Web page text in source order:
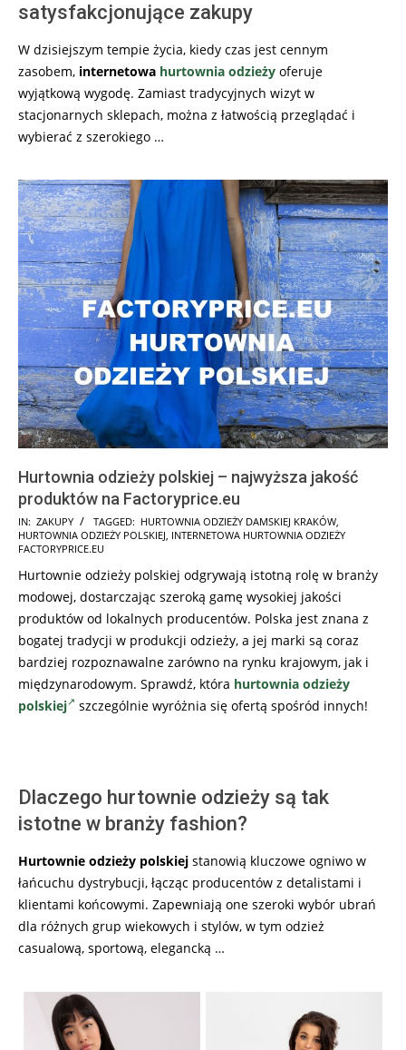
satysfakcjonujące zakupy
W dzisiejszym tempie życia, kiedy czas jest cennym
zasobem, internetowa hurtownia odzieży oferuje
wyjątkową wygodę. Zamiast tradycyjnych wizyt w
stacjonarnych sklepach, można z łatwością przeglądać i
wybierać z szerokiego …
Hurtownia odzieży polskiej – najwyższa jakość
produktów na Factoryprice.eu
2025-
08-
IN: ZAKUPY TAGGED: HURTOWNIA ODZIEŻY DAMSKIEJ KRAKÓW
HURTOWNIA ODZIEŻY POLSKIEJ INTERNETOWA HURTOWNIA ODZIEŻY
FACTORYPRICE.EU
Hurtownie odzieży polskiej odgrywają istotną rolę w branży
modowej, dostarczając szeroką gamę wysokiej jakości
produktów od lokalnych producentów. Polska jest znana z
bogatej tradycji w produkcji odzieży, a jej marki są coraz
bardziej rozpoznawalne zarówno na rynku krajowym, jak i
międzynarodowym. Sprawdź, która hurtownia odzieży
polskiej
szczególnie wyróżnia się ofertą spośród innych!
Dlaczego hurtownie odzieży są tak
istotne w branży fashion?
Hurtownie odzieży polskiej stanowią kluczowe ogniwo w
łańcuchu dystrybucji, łącząc producentów z detalistami i
klientami końcowymi. Zapewniają one szeroki wybór ubrań
dla różnych grup wiekowych i stylów, w tym odzież
casualową, sportową, elegancką …